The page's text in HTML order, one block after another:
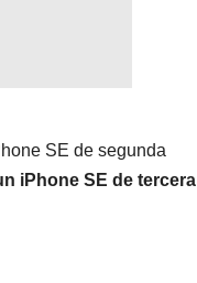
SE de segunda
iPhone SE de tercera